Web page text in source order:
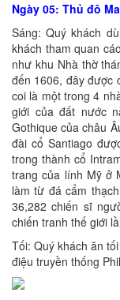
Ngày 05: Thủ đô
Sáng: Quý khách
khách tham quan
như khu Nhà thờ
đến 1606, đây được
coi là một trong 4
giới của đất nước
Gothique của châu
đài cổ Santiago
trong thành cổ
trang của lính Mỹ ở
làm từ đá cẩm
36,282 chiến sĩ
chiến tranh thế giới
Tối: Quý khách ăn
điệu truyền thống